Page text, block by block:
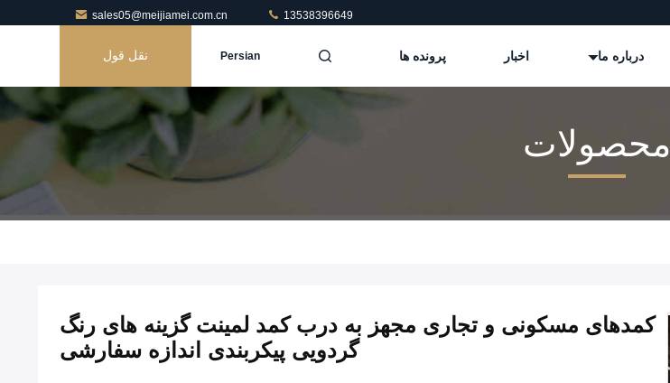
sales05@meijiamei.com.cn 13538396649
درباره ما اخبار پرونده ها Persian نقل قول
محصولات
کمدهای مسکونی و تجاری مجهز به درب کمد لمینت گزینه های رنگ
گردویی پیکربندی اندازه سفارشی